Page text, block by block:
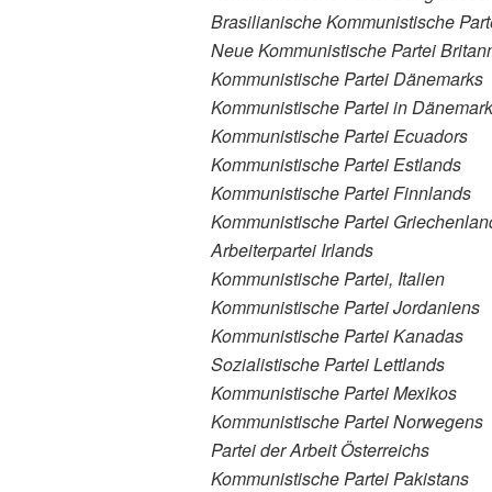
Brasilianische Kommunistische
Neue Kommunistische Partei
Kommunistische Partei Dänemarks
Kommunistische Partei in Dänemark
Kommunistische Partei Ecuadors
Kommunistische Partei Estlands
Kommunistische Partei Finnlands
Kommunistische Partei
Arbeiterpartei Irlands
Kommunistische Partei, Italien
Kommunistische Partei Jordaniens
Kommunistische Partei Kanadas
Sozialistische Partei Lettlands
Kommunistische Partei Mexikos
Kommunistische Partei Norwegens
Partei der Arbeit Österreichs
Kommunistische Partei Pakistans